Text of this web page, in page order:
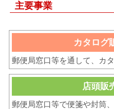
主要事業
カタログ
郵便局窓口等を通して、カ
店頭販
郵便局窓口等で便箋や封筒